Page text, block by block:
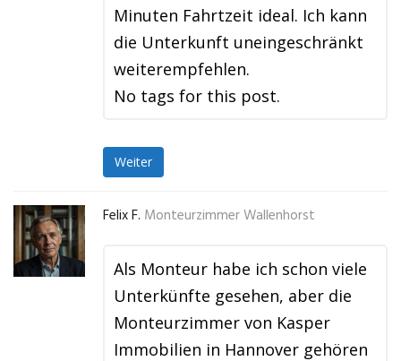
Minuten Fahrtzeit ideal. Ich kann
die Unterkunft uneingeschränkt
weiterempfehlen.
No tags for this post.
Weiter
Felix F. Monteurzimmer Wallenhorst
Als Monteur habe ich schon viele
Unterkünfte gesehen, aber die
Monteurzimmer von Kasper
Immobilien in Hannover gehören